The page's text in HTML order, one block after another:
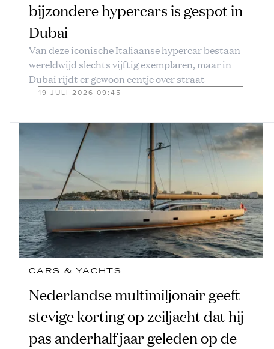
bijzondere hypercars is gespot in
Dubai
Van deze iconische Italiaanse hypercar bestaan
wereldwijd slechts vijftig exemplaren, maar in
Dubai rijdt er gewoon eentje over straat
19 JULI 2026 09:45
CARS & YACHTS
Nederlandse multimiljonair geeft
stevige korting op zeiljacht dat hij
pas anderhalf jaar geleden op de